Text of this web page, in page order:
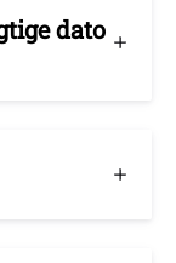
dato